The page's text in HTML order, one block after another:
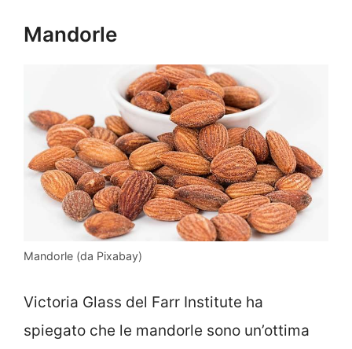
Mandorle
Mandorle (da Pixabay)
Victoria Glass del Farr Institute ha
spiegato che le mandorle sono un’ottima